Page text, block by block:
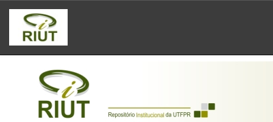
Skip
navigation